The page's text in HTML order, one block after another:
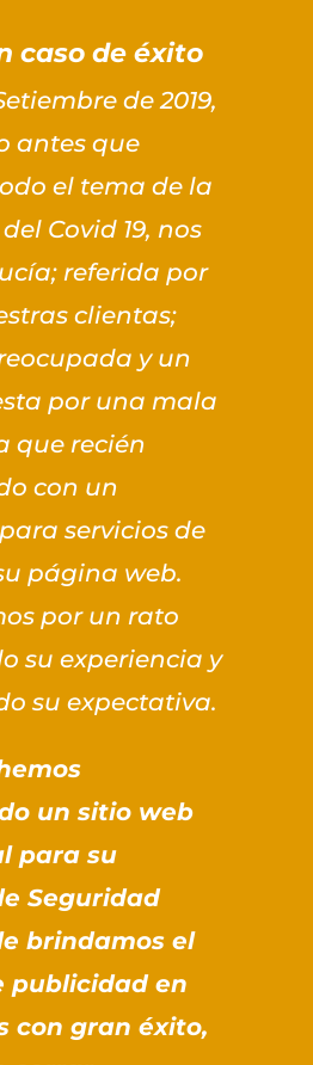
caso de éxito
de 2019,
antes que
el tema de la
Covid 19, nos
referida por
clientas;
y un
por una mala
que recién
con un
servicios de
página web.
por un rato
su experiencia y
su expectativa.
un sitio web
para su
Seguridad
brindamos el
publicidad en
con gran éxito,